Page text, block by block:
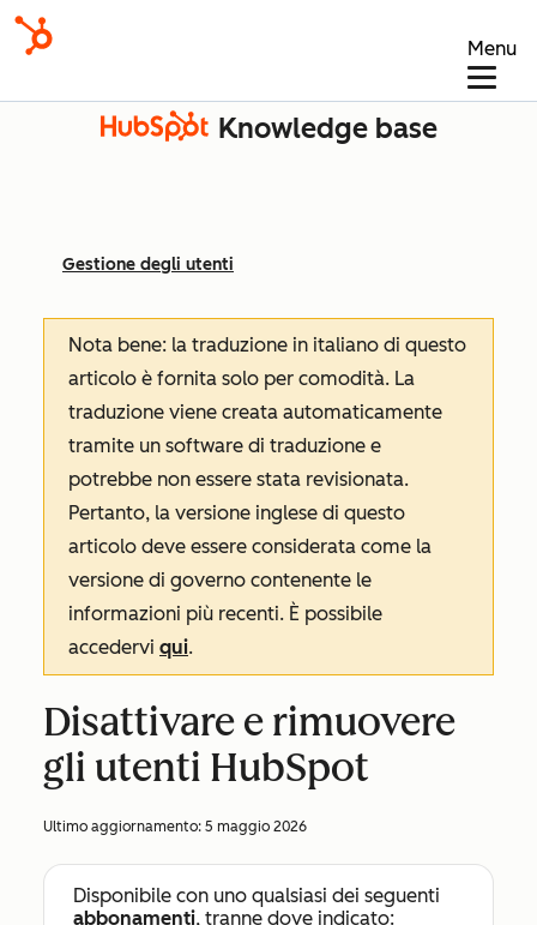
Menu
Knowledge base
Gestione degli utenti
Nota bene: la traduzione in italiano di questo
articolo è fornita solo per comodità. La
traduzione viene creata automaticamente
tramite un software di traduzione e
potrebbe non essere stata revisionata.
Pertanto, la versione inglese di questo
articolo deve essere considerata come la
versione di governo contenente le
informazioni più recenti. È possibile
accedervi qui.
Disattivare e rimuovere
gli utenti HubSpot
Ultimo aggiornamento: 5 maggio 2026
Disponibile con uno qualsiasi dei seguenti
abbonamenti, tranne dove indicato: